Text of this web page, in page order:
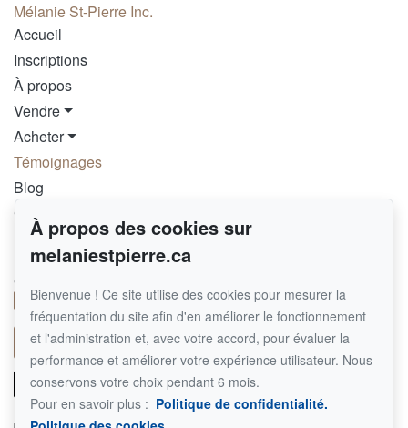
Mélanie St-Pierre Inc.
Accueil
Inscriptions
À propos
Vendre
Acheter
Témoignages
Blog
Contact
Pour me joindre
GROUPE SUTTON SYNERGIE INC.
514 290-8092
Écrivez-moi un courriel
À propos des cookies sur
melaniestpierre.ca
Bienvenue ! Ce site utilise des cookies pour mesurer la
fréquentation du site afin d'en améliorer le fonctionnement
et l'administration et, avec votre accord, pour évaluer la
performance et améliorer votre expérience utilisateur. Nous
conservons votre choix pendant 6 mois.
Pour en savoir plus : Politique de confidentialité.